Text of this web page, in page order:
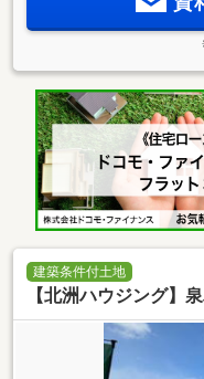
建築条件付土地
【北洲ハウジング】